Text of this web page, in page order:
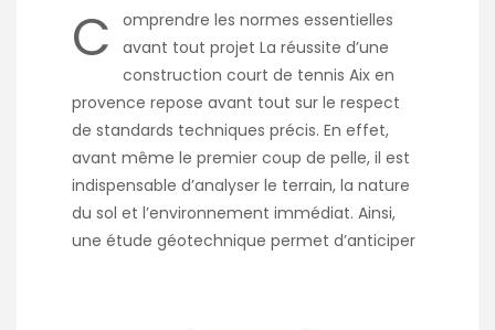
C
omprendre les normes essentielles
avant tout projet La réussite d’une
construction court de tennis Aix en
provence repose avant tout sur le respect
de standards techniques précis. En effet,
avant même le premier coup de pelle, il est
indispensable d’analyser le terrain, la nature
du sol et l’environnement immédiat. Ainsi,
une étude géotechnique permet d’anticiper